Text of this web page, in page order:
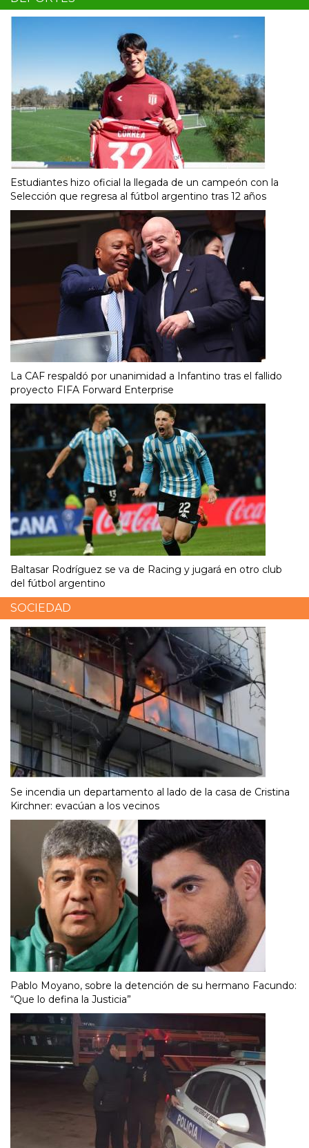
Estudiantes hizo oficial la llegada de un campeón con la
Selección que regresa al fútbol argentino tras 12 años
La CAF respaldó por unanimidad a Infantino tras el fallido
proyecto FIFA Forward Enterprise
Baltasar Rodríguez se va de Racing y jugará en otro club
del fútbol argentino
SOCIEDAD
Se incendia un departamento al lado de la casa de Cristina
Kirchner: evacúan a los vecinos
Pablo Moyano, sobre la detención de su hermano Facundo:
“Que lo defina la Justicia”